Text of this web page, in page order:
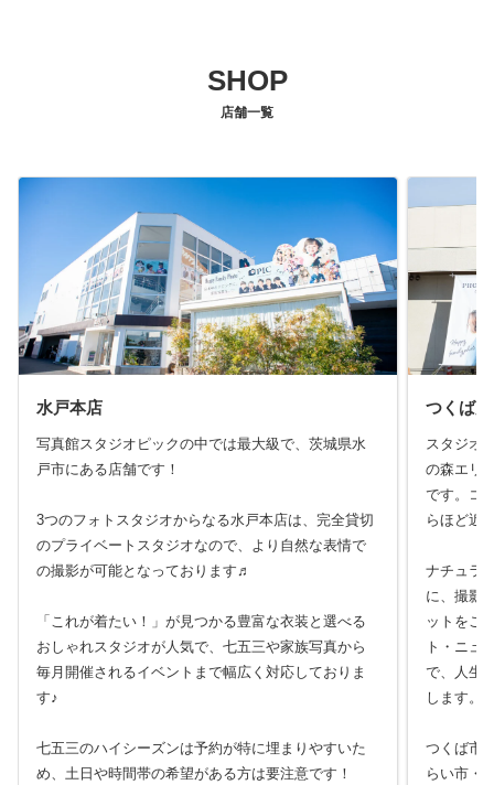
SHOP
店舗一覧
水戸本店
写真館スタジオピックの中では最大級で、茨城県水
戸市にある店舗です！
3つのフォトスタジオからなる水戸本店は、完全貸切
のプライベートスタジオなので、より自然な表情で
の撮影が可能となっております♬
「これが着たい！」が見つかる豊富な衣装と選べる
おしゃれスタジオが人気で、七五三や家族写真から
毎月開催されるイベントまで幅広く対応しておりま
す♪
七五三のハイシーズンは予約が特に埋まりやすいた
め、土日や時間帯の希望がある方は要注意です！
つくば店
スタジオ
の森エリ
です。コ
らほど近
ナチュラ
に、撮影
ットをご
ト・ニュ
で、人生
します。
つくば市
らい市・